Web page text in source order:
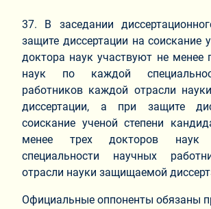
37. В заседании
защите диссертации на соискание
доктора наук участвуют не менее
наук по каждой
работников каждой отрасли
диссертации, а при защите
соискание ученой степени
менее трех докторов
специальности научных
отрасли науки защищаемой
Официальные оппоненты обязаны